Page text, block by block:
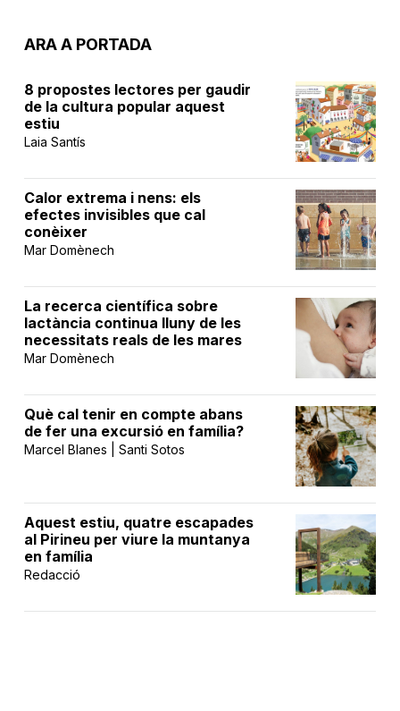
ARA A PORTADA
8 propostes lectores per gaudir
de la cultura popular aquest
estiu
Laia Santís
Calor extrema i nens: els
efectes invisibles que cal
conèixer
Mar Domènech
La recerca científica sobre
lactància continua lluny de les
necessitats reals de les mares
Mar Domènech
Què cal tenir en compte abans
de fer una excursió en família?
Marcel Blanes | Santi Sotos
Aquest estiu, quatre escapades
al Pirineu per viure la muntanya
en família
Redacció